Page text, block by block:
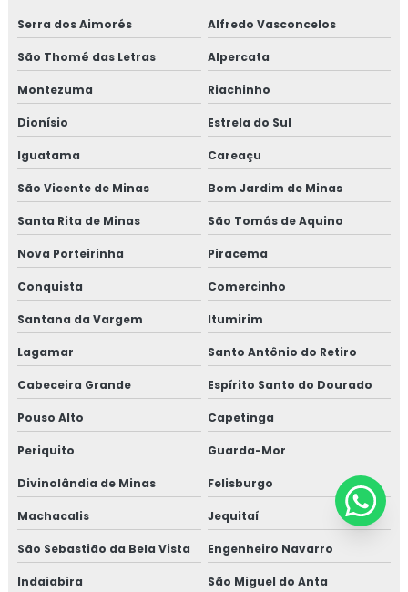
Serra dos Aimorés Alfredo Vasconcelos
São Thomé das Letras Alpercata
Montezuma Riachinho
Dionísio Estrela do Sul
Iguatama Careaçu
São Vicente de Minas Bom Jardim de Minas
Santa Rita de Minas São Tomás de Aquino
Nova Porteirinha Piracema
Conquista Comercinho
Santana da Vargem Itumirim
Lagamar Santo Antônio do Retiro
Cabeceira Grande Espírito Santo do Dourado
Pouso Alto Capetinga
Periquito Guarda-Mor
Divinolândia de Minas Felisburgo
Machacalis Jequitaí
São Sebastião da Bela Vista Engenheiro Navarro
Indaiabira São Miguel do Anta